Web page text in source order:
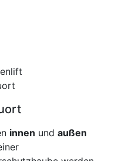
innen und außen